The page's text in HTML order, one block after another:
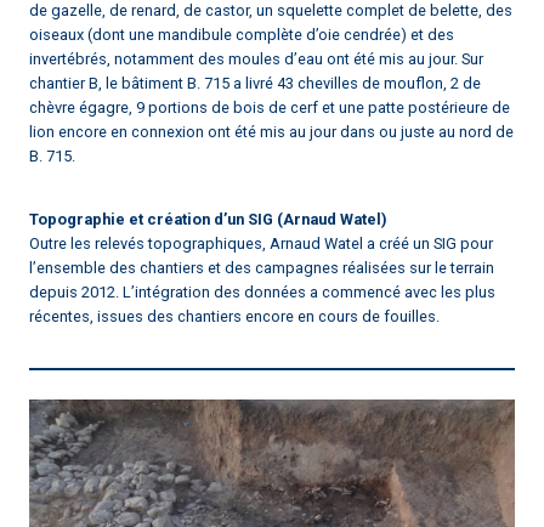
de gazelle, de renard, de castor, un squelette complet de belette, des
oiseaux (dont une mandibule complète d’oie cendrée) et des
invertébrés, notamment des moules d’eau ont été mis au jour. Sur
chantier B, le bâtiment B. 715 a livré 43 chevilles de mouflon, 2 de
chèvre égagre, 9 portions de bois de cerf et une patte postérieure de
lion encore en connexion ont été mis au jour dans ou juste au nord de
B. 715.
Topographie et création d’un SIG (Arnaud Watel)
Outre les relevés topographiques, Arnaud Watel a créé un SIG pour
l’ensemble des chantiers et des campagnes réalisées sur le terrain
depuis 2012. L’intégration des données a commencé avec les plus
récentes, issues des chantiers encore en cours de fouilles.